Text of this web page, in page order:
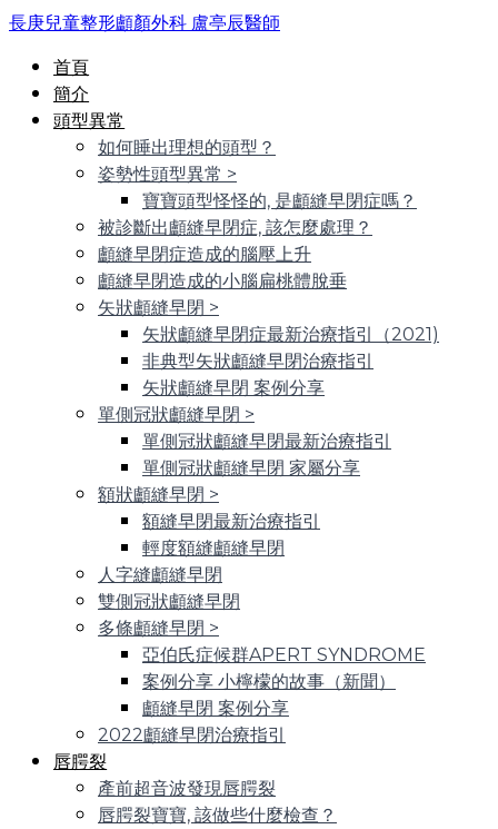
長庚兒童整形顱顏外科 盧亭辰醫師
首頁
簡介
頭型異常
如何睡出理想的頭型？
姿勢性頭型異常 >
寶寶頭型怪怪的, 是顱縫早閉症嗎？
被診斷出顱縫早閉症, 該怎麼處理？
顱縫早閉症造成的腦壓上升
顱縫早閉造成的小腦扁桃體脫垂
矢狀顱縫早閉 >
矢狀顱縫早閉症最新治療指引（2021)
非典型矢狀顱縫早閉治療指引
矢狀顱縫早閉 案例分享
單側冠狀顱縫早閉 >
單側冠狀顱縫早閉最新治療指引
單側冠狀顱縫早閉 家屬分享
額狀顱縫早閉 >
額縫早閉最新治療指引
輕度額縫顱縫早閉
人字縫顱縫早閉
雙側冠狀顱縫早閉
多條顱縫早閉 >
亞伯氏症候群APERT SYNDROME
案例分享 小檸檬的故事（新聞）
顱縫早閉 案例分享
2022顱縫早閉治療指引
唇腭裂
產前超音波發現唇腭裂
唇腭裂寶寶, 該做些什麼檢查？